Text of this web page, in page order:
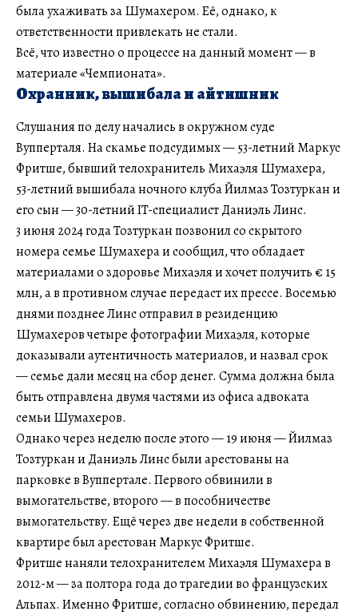
была ухаживать за Шумахером. Её, однако, к
ответственности привлекать не стали.
Всё, что известно о процессе на данный момент — в
материале «Чемпионата».
Охранник, вышибала и айтишник
Слушания по делу начались в окружном суде
Вупперталя. На скамье подсудимых — 53-летний Маркус
Фритше, бывший телохранитель Михаэля Шумахера,
53-летний вышибала ночного клуба Йилмаз Тозтуркан и
его сын — 30-летний IT-специалист Даниэль Линс.
3 июня 2024 года Тозтуркан позвонил со скрытого
номера семье Шумахера и сообщил, что обладает
материалами о здоровье Михаэля и хочет получить € 15
млн, а в противном случае передаст их прессе. Восемью
днями позднее Линс отправил в резиденцию
Шумахеров четыре фотографии Михаэля, которые
доказывали аутентичность материалов, и назвал срок
— семье дали месяц на сбор денег. Сумма должна была
быть отправлена двумя частями из офиса адвоката
семьи Шумахеров.
Однако через неделю после этого — 19 июня — Йилмаз
Тозтуркан и Даниэль Линс были арестованы на
парковке в Вуппертале. Первого обвинили в
вымогательстве, второго — в пособничестве
вымогательству. Ещё через две недели в собственной
квартире был арестован Маркус Фритше.
Фритше наняли телохранителем Михаэля Шумахера в
2012-м — за полтора года до трагедии во французских
Альпах. Именно Фритше, согласно обвинению, передал